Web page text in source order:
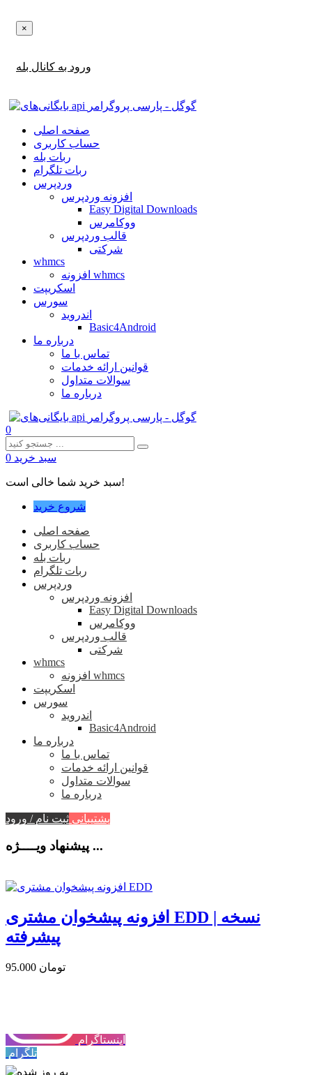
×
ورود به کانال بله
صفحه اصلی
حساب کاربری
ربات بله
ربات تلگرام
وردپرس
افزونه وردپرس
Easy Digital Downloads
ووکامرس
قالب وردپرس
شرکتی
whmcs
افزونه whmcs
اسکریپت
سورس
اندروید
Basic4Android
درباره ما
تماس با ما
قوانین ارائه خدمات
سوالات متداول
درباره ما
0
سبد خرید 0
سبد خرید شما خالی است!
شروع خرید
صفحه اصلی
حساب کاربری
ربات بله
ربات تلگرام
وردپرس
افزونه وردپرس
Easy Digital Downloads
ووکامرس
قالب وردپرس
شرکتی
whmcs
افزونه whmcs
اسکریپت
سورس
اندروید
Basic4Android
درباره ما
تماس با ما
قوانین ارائه خدمات
سوالات متداول
درباره ما
پشتیبانی ثبت نام / ورود
پیشنهاد ویــــژه ...
افزونه پیشخوان مشتری EDD | نسخه
پیشرفته
95.000 تومان
اینستاگرام
تلگرام